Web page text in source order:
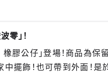
零」！
橡膠公仔」登場！商品為
擺飾！也可帶到外面！